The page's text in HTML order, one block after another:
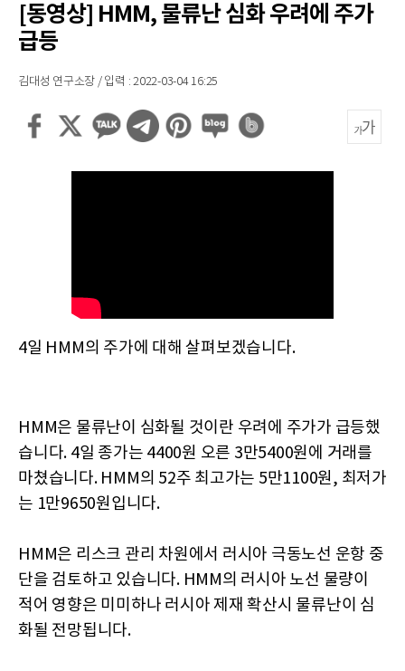
[동영상] HMM, 물류난 심화 우려에 주가
급등
김대성 연구소장 / 입력 : 2022-03-04 16:25
4일 HMM의 주가에 대해 살펴보겠습니다.
HMM은 물류난이 심화될 것이란 우려에 주가가 급등했
습니다. 4일 종가는 4400원 오른 3만5400원에 거래를
마쳤습니다. HMM의 52주 최고가는 5만1100원, 최저가
는 1만9650원입니다.
HMM은 리스크 관리 차원에서 러시아 극동노선 운항 중
단을 검토하고 있습니다. HMM의 러시아 노선 물량이
적어 영향은 미미하나 러시아 제재 확산시 물류난이 심
화될 전망됩니다.